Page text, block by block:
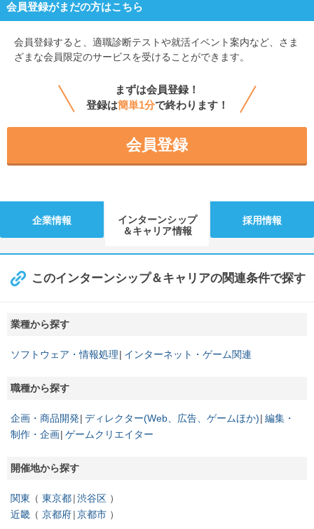
会員登録がまだの方はこちら
会員登録すると、 適職診断テストや就活イベント案内など、さま
ざまな会員限定のサービスを受けることができます。
まずは会員登録！
登録は簡単1分で終わります！
会員登録
企業情報
インターンシップ
＆キャリア情報
採用情報
このインターンシップ＆キャリアの関連条件で探す
業種から探す
ソフトウェア・情報処理 インターネット・ゲーム関連
職種から探す
企画・商品開発 ディレクター(Web、広告、ゲームほか) 編集・
制作・企画 ゲームクリエイター
開催地から探す
関東 東京都 渋谷区
近畿
京都府 京都市